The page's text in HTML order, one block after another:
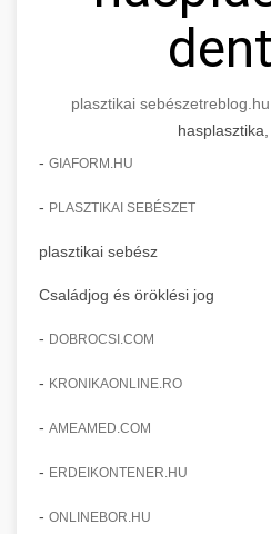
plasztikai sebészetreblog.hu
- GIAFORM.HU
- PLASZTIKAI SEBÉSZET
plasztikai sebész
Családjog és öröklési jog
- DOBROCSI.COM
- KRONIKAONLINE.RO
- AMEAMED.COM
- ERDEIKONTENER.HU
- ONLINEBOR.HU